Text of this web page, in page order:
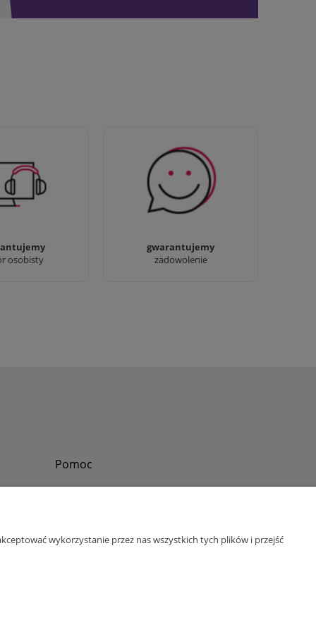
osobisty
:) możesz
nasze sklepy
gwarantujemy
zadowolenie
Sprawdź nasze 100%
zadowolenia Klientów
Pomoc
bok@abinvest.info
wykorzystanie przez nas wszystkich tych plików i przejść